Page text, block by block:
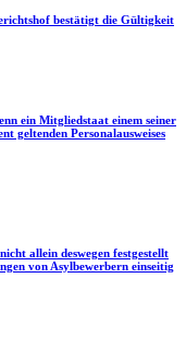
bestätigt die Gültigkeit
ein Mitgliedstaat einem seiner
geltenden Personalausweises
allein deswegen festgestellt
von Asylbewerbern einseitig